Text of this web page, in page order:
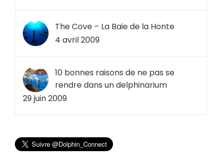
The Cove – La Baie de la Honte
4 avril 2009
10 bonnes raisons de ne pas se
rendre dans un delphinarium
29 juin 2009